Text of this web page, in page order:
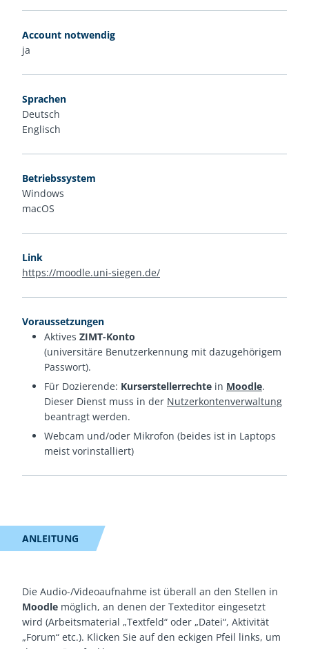
Account notwendig
ja
Sprachen
Deutsch
Englisch
Betriebssystem
Windows
macOS
Link
https://moodle.uni-siegen.de/
Voraussetzungen
Aktives ZIMT-Konto
(universitäre Benutzerkennung mit dazugehörigem
Passwort).
Für Dozierende: Kurserstellerrechte in Moodle.
Dieser Dienst muss in der Nutzerkontenverwaltung
beantragt werden.
Webcam und/oder Mikrofon (beides ist in Laptops
meist vorinstalliert)
ANLEITUNG
Die Audio-/Videoaufnahme ist überall an den Stellen in
Moodle möglich, an denen der Texteditor eingesetzt
wird (Arbeitsmaterial „Textfeld“ oder „Datei“, Aktivität
„Forum“ etc.). Klicken Sie auf den eckigen Pfeil links, um